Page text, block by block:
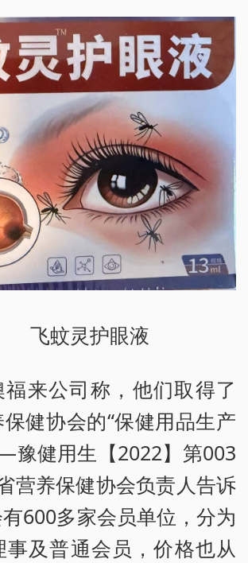
飞蚊灵护眼液
来公司称，他们取得了
健协会的“保健用品生产
豫健用生【2022】第003
营养保健协会负责人告诉
600多家会员单位，分为
及普通会员，价格也从